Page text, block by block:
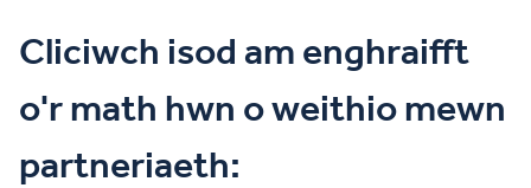
Cliciwch isod am enghraifft
o'r math hwn o weithio mewn
partneriaeth: